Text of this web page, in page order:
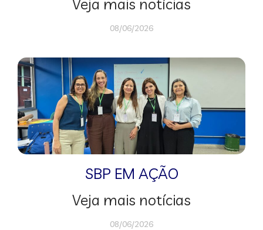
Veja mais notícias
08/06/2026
SBP EM AÇÃO
Veja mais notícias
08/06/2026